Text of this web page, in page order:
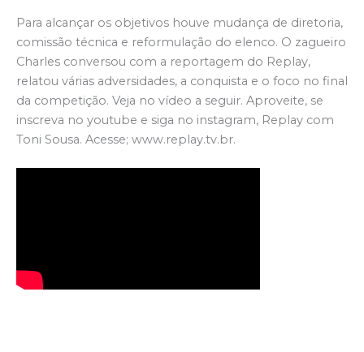
Para alcançar os objetivos houve mudança de diretoria,
comissão técnica e reformulação do elenco. O zagueiro
Charles conversou com a reportagem do Replay,
relatou várias adversidades, a conquista e o foco no final
da competição. Veja no vídeo a seguir. Aproveite, se
inscreva no youtube e siga no instagram, Replay com
Toni Sousa. Acesse; www.replay.tv.br.